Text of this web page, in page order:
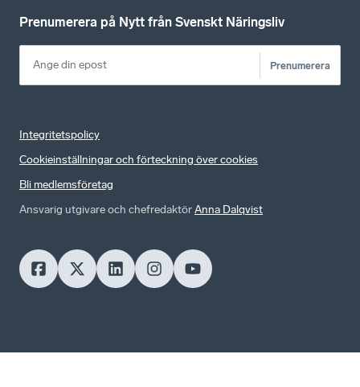
Prenumerera på Nytt från Svenskt Näringsliv
Prenumerera
Integritetspolicy
Cookieinställningar och förteckning över cookies
Bli medlemsföretag
Ansvarig utgivare och chefredaktörAnna Dalqvist